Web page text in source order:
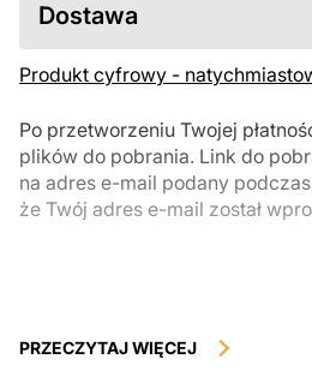
Dostawa
Produkt cyfrowy -
Po przetworzeniu Twojej
plików do pobrania. Link do
na adres e-mail podany
że Twój adres e-mail został
podlegają zwrotowi ani wymianie po ich
PRZECZYTAJ WIĘCEJ